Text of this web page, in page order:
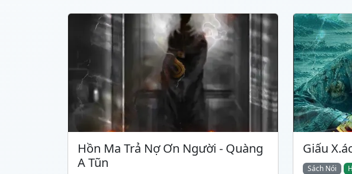
Hồn Ma Trả Nợ Ơn Người - Quàng
A Tũn
Giấu
Sách Nói